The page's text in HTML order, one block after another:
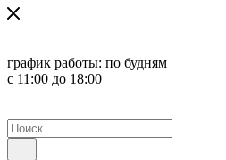
график работы: по будням
с 11:00 до 18:00